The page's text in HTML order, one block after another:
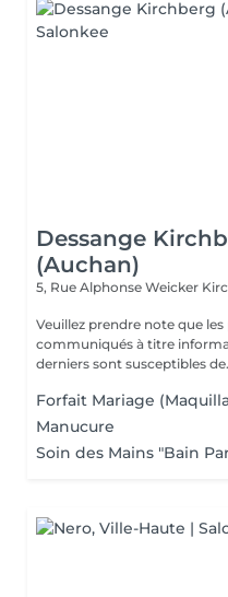
Dessange
(Auchan)
5, Rue Alphonse Weicker
Veuillez prendre note que
communiqués à titre
derniers sont susceptibles
Forfait Mariage
Manucure
Soin des Mains "Bain